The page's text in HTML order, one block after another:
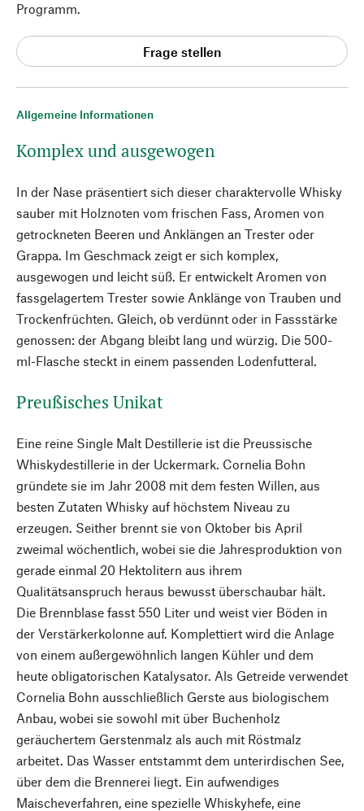
Allgemeine Informationen
Komplex und ausgewogen
In der Nase präsentiert sich dieser charaktervolle Whisky
sauber mit Holznoten vom frischen Fass, Aromen von
getrockneten Beeren und Anklängen an Trester oder
Grappa. Im Geschmack zeigt er sich komplex,
ausgewogen und leicht süß. Er entwickelt Aromen von
fassgelagertem Trester sowie Anklänge von Trauben und
Trockenfrüchten. Gleich, ob verdünnt oder in Fassstärke
genossen: der Abgang bleibt lang und würzig. Die 500-
ml-Flasche steckt in einem passenden Lodenfutteral.
Preußisches Unikat
Eine reine Single Malt Destillerie ist die Preussische
Whiskydestillerie in der Uckermark. Cornelia Bohn
gründete sie im Jahr 2008 mit dem festen Willen, aus
besten Zutaten Whisky auf höchstem Niveau zu
erzeugen. Seither brennt sie von Oktober bis April
zweimal wöchentlich, wobei sie die Jahresproduktion von
gerade einmal 20 Hektolitern aus ihrem
Qualitätsanspruch heraus bewusst überschaubar hält.
Die Brennblase fasst 550 Liter und weist vier Böden in
der Verstärkerkolonne auf. Komplettiert wird die Anlage
von einem außergewöhnlich langen Kühler und dem
heute obligatorischen Katalysator. Als Getreide verwendet
Cornelia Bohn ausschließlich Gerste aus biologischem
Anbau, wobei sie sowohl mit über Buchenholz
geräuchertem Gerstenmalz als auch mit Röstmalz
arbeitet. Das Wasser entstammt dem unterirdischen See,
über dem die Brennerei liegt. Ein aufwendiges
Maischeverfahren, eine spezielle Whiskyhefe, eine
Programm.
Frage stellen